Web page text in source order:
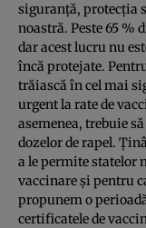
siguranță, protecția
noastră. Peste 65 %
dar acest lucru nu
încă protejate.
trăiască în cel mai
urgent la rate de
asemenea, trebuie
dozelor de rapel.
a le permite statelor
vaccinare și pentru
propunem o
certificatele de